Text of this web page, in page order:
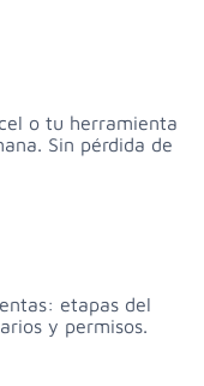
o tu herramienta
Sin pérdida de
etapas del
y permisos.